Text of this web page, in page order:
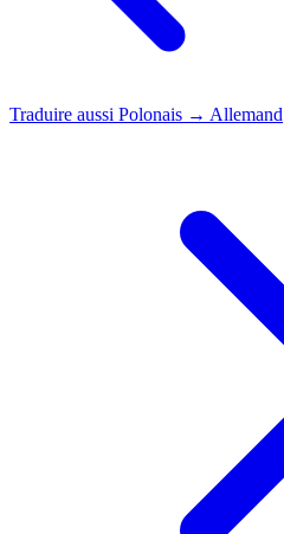
Traduire aussi Polonais → Allemand